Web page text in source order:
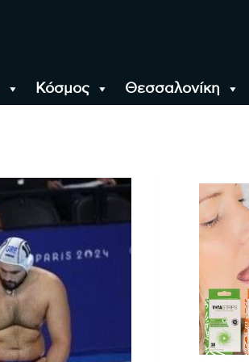
Κόσμος Θεσσαλονίκη